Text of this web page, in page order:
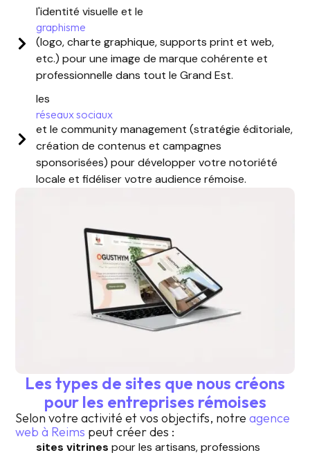
l'identité visuelle et le
graphisme
(logo, charte graphique, supports print et web,
etc.) pour une image de marque cohérente et
professionnelle dans tout le Grand Est.
les
réseaux sociaux
et le community management (stratégie éditoriale,
création de contenus et campagnes
sponsorisées) pour développer votre notoriété
locale et fidéliser votre audience rémoise.
Les types de sites que nous créons
pour les entreprises rémoises
Selon votre activité et vos objectifs, notreagence
web à Reims peut créer des :
sites vitrines pour les artisans, professions